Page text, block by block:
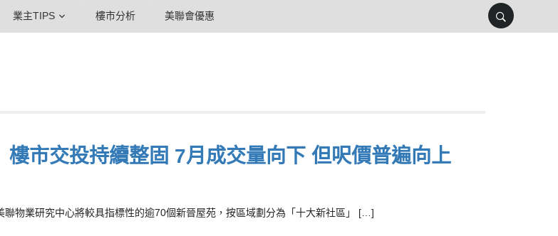
業主TIPS 樓市分析 美聯會優惠
樓市交投持續整固 7月成交量向下 但呎價普遍向上
聯物業研究中心將較具指標性的逾70個新晉屋苑，按區域劃分為「十大新社區」 […]